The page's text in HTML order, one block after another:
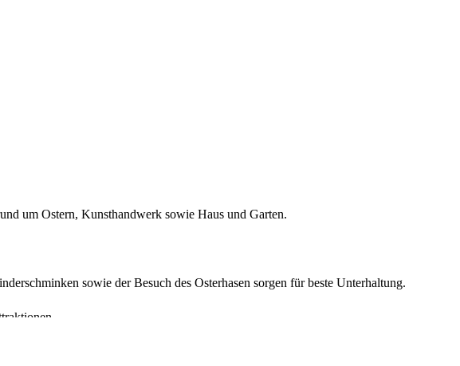
um Ostern, Kunsthandwerk sowie Haus und Garten.
sowie der Besuch des Osterhasen sorgen für beste Unterhaltung.